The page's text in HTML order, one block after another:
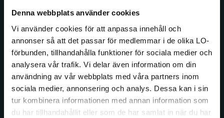
Denna webbplats använder cookies
Vi använder cookies för att anpassa innehåll och
annonser så att det passar för medlemmar i de olika LO-
förbunden, tillhandahålla funktioner för sociala medier och
analysera vår trafik. Vi delar även information om din
användning av vår webbplats med våra partners inom
sociala medier, annonsering och analys. Dessa kan i sin
tur kombinera informationen med annan information som
du har tillhandahållit eller som de har samlat in när du har